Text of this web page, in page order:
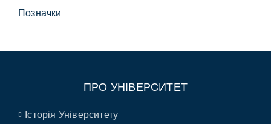
Позначки
ПРО УНІВЕРСИТЕТ
Історія Університету